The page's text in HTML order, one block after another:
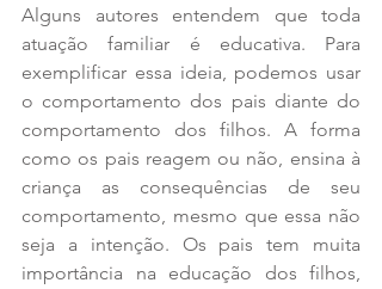
Alguns autores entendem que toda
atuação familiar é educativa. Para
exemplificar essa ideia, podemos usar
o comportamento dos pais diante do
comportamento dos filhos. A forma
como os pais reagem ou não, ensina à
criança as consequências de seu
comportamento, mesmo que essa não
seja a intenção. Os pais tem muita
importância na educação dos filhos,